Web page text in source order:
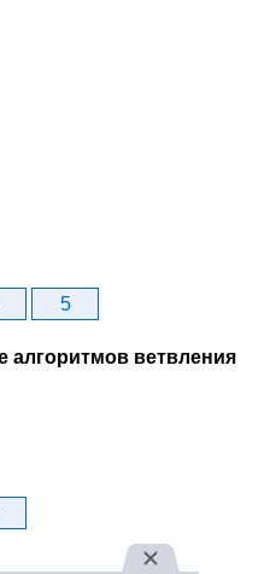
5
алгоритмов ветвления